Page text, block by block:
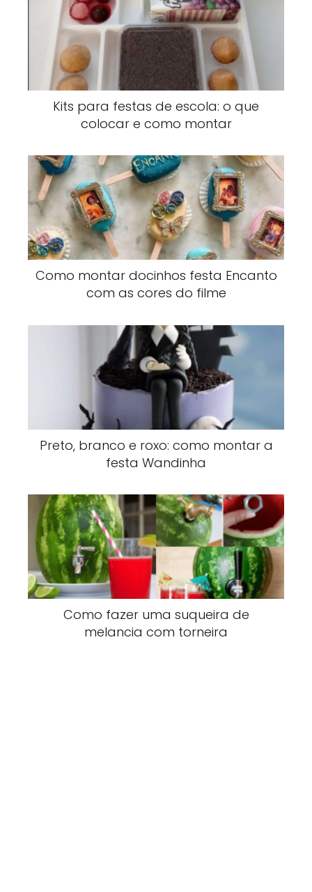
Kits para festas de escola: o que
colocar e como montar
Como montar docinhos festa Encanto
com as cores do filme
Preto, branco e roxo: como montar a
festa Wandinha
Como fazer uma suqueira de
melancia com torneira